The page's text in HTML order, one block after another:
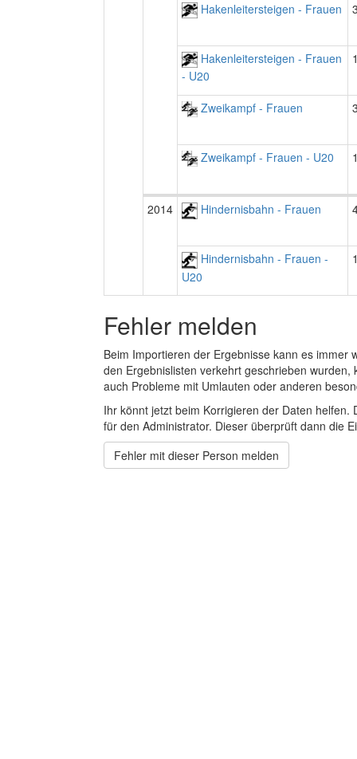
Hakenleitersteigen - Frauen
Hakenleitersteigen - Frauen
- U20
Zweikampf - Frauen
Zweikampf - Frauen - U20
2014 Hindernisbahn - Frauen
Hindernisbahn - Frauen -
U20
Fehler melden
Beim Importieren der Ergebnisse kann es
den Ergebnislisten verkehrt geschrieben
auch Probleme mit Umlauten oder anderen
Ihr könnt jetzt beim Korrigieren der Daten
für den Administrator. Dieser überprüft dann die
Fehler mit dieser Person melden